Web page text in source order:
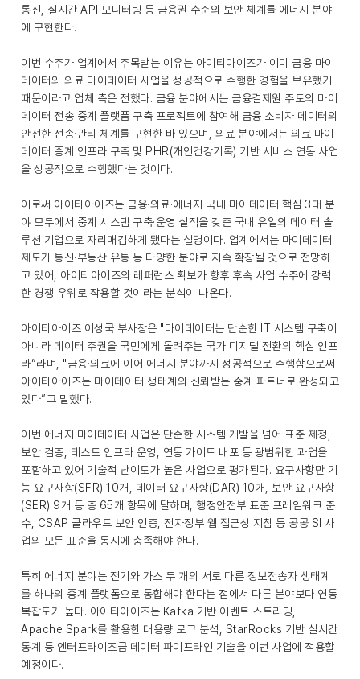
통신, 실시간 API 모니터링 등 금융권 수준의 보안 체계를 에너지 분야
에 구현한다.
이번 수주가 업계에서 주목받는 이유는 아이티아이즈가 이미 금융 마이
데이터와 의료 마이데이터 사업을 성공적으로 수행한 경험을 보유했기
때문이라고 업체 측은 전했다. 금융 분야에서는 금융결제원 주도의 마이
데이터 전송 중계 플랫폼 구축 프로젝트에 참여해 금융 소비자 데이터의
안전한 전송·관리 체계를 구현한 바 있으며, 의료 분야에서는 의료 마이
데이터 중계 인프라 구축 및 PHR(개인건강기록) 기반 서비스 연동 사업
을 성공적으로 수행했다는 것이다.
이로써 아이티아이즈는 금융·의료·에너지 국내 마이데이터 핵심 3대 분
야 모두에서 중계 시스템 구축·운영 실적을 갖춘 국내 유일의 데이터 솔
루션 기업으로 자리매김하게 됐다는 설명이다. 업계에서는 마이데이터
제도가 통신·부동산·유통 등 다양한 분야로 지속 확장될 것으로 전망하
고 있어, 아이티아이즈의 레퍼런스 확보가 향후 후속 사업 수주에 강력
한 경쟁 우위로 작용할 것이라는 분석이 나온다.
아이티아이즈 이성국 부사장은 "마이데이터는 단순한 IT 시스템 구축이
아니라 데이터 주권을 국민에게 돌려주는 국가 디지털 전환의 핵심 인프
라”라며, "금융·의료에 이어 에너지 분야까지 성공적으로 수행함으로써
아이티아이즈는 마이데이터 생태계의 신뢰받는 중계 파트너로 완성되고
있다”고 말했다.
이번 에너지 마이데이터 사업은 단순한 시스템 개발을 넘어 표준 제정,
보안 검증, 테스트 인프라 운영, 연동 가이드 배포 등 광범위한 과업을
포함하고 있어 기술적 난이도가 높은 사업으로 평가된다. 요구사항만 기
능 요구사항(SFR) 10개, 데이터 요구사항(DAR) 10개, 보안 요구사항
(SER) 9개 등 총 65개 항목에 달하며, 행정안전부 표준 프레임워크 준
수, CSAP 클라우드 보안 인증, 전자정부 웹 접근성 지침 등 공공 SI 사
업의 모든 표준을 동시에 충족해야 한다.
특히 에너지 분야는 전기와 가스 두 개의 서로 다른 정보전송자 생태계
를 하나의 중계 플랫폼으로 통합해야 한다는 점에서 다른 분야보다 연동
복잡도가 높다. 아이티아이즈는 Kafka 기반 이벤트 스트리밍,
Apache Spark를 활용한 대용량 로그 분석, StarRocks 기반 실시간
통계 등 엔터프라이즈급 데이터 파이프라인 기술을 이번 사업에 적용할
예정이다.